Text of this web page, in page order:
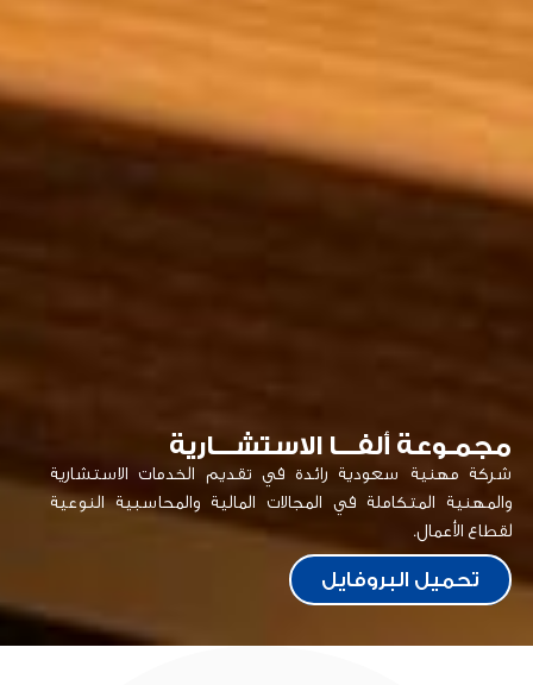
مجمـوعة ألفـــا الاستشـــارية
شركة مهنية سعودية رائدة في تقديم الخدمات الاستشارية
والمهنية المتكاملة في المجالات المالية والمحاسبية النوعية
لقطاع الأعمال.
تحميل البروفايل